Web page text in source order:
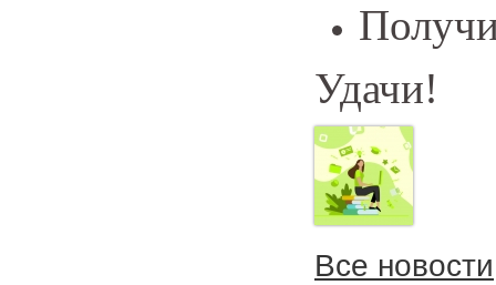
Удачи!
Все новости